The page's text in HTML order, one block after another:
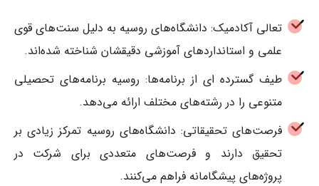
تعالی آکادمیک: دانشگاه‌های روسیه به دلیل سنت‌های قوی
علمی و استانداردهای آموزشی دقیقشان شناخته شده‌اند.
طیف گسترده ای از برنامه‌ها: روسیه برنامه‌های تحصیلی
متنوعی را در رشته‌های مختلف ارائه می‌دهد.
فرصت‌های تحقیقاتی: دانشگاه‌های روسیه تمرکز زیادی بر
تحقیق دارند و فرصت‌های متعددی برای شرکت در
پروژه‌های پیشگامانه فراهم می‌کنند.